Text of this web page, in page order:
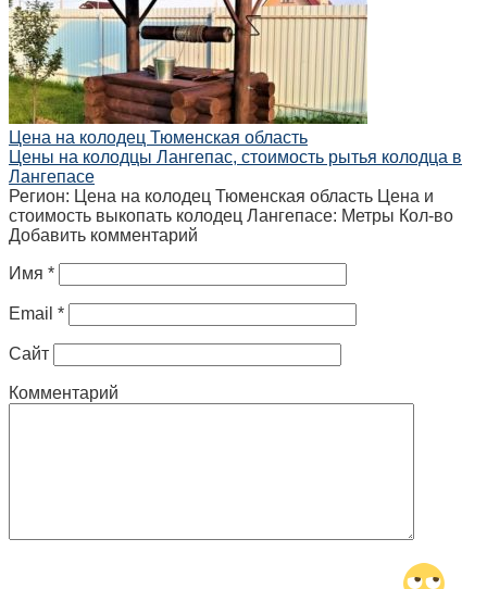
Цена на колодец Тюменская область
Цены на колодцы Лангепас, стоимость рытья колодца в
Лангепасе
Регион: Цена на колодец Тюменская область Цена и
стоимость выкопать колодец Лангепасе: Метры Кол-во
Добавить комментарий
Имя *
Email *
Сайт
Комментарий